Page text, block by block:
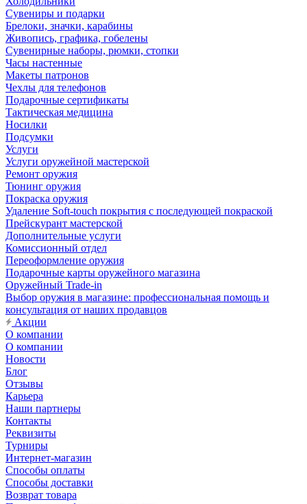
Сувениры и подарки
Брелоки, значки, карабины
Живопись, графика, гобелены
Сувенирные наборы, рюмки, стопки
Часы настенные
Макеты патронов
Чехлы для телефонов
Подарочные сертификаты
Тактическая медицина
Носилки
Подсумки
Услуги
Услуги оружейной мастерской
Ремонт оружия
Тюнинг оружия
Покраска оружия
Удаление Soft-touch покрытия с последующей покраской
Прейскурант мастерской
Дополнительные услуги
Комиссионный отдел
Переоформление оружия
Подарочные карты оружейного магазина
Оружейный Trade-in
Выбор оружия в магазине: профессиональная помощь и
консультация от наших продавцов
Акции
О компании
О компании
Новости
Блог
Отзывы
Карьера
Наши партнеры
Контакты
Реквизиты
Турниры
Интернет-магазин
Способы оплаты
Способы доставки
Возврат товара